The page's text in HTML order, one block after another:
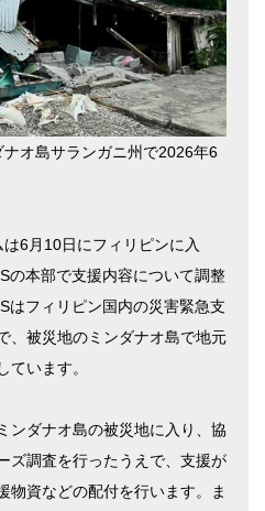
オ島サランガニ州で2026年6
6月10日にフィリピンに入
の本部で支援内容について調整
はフィリピン国内の災害緊急支
、被災地のミンダナオ島で地元
ています。
ンダナオ島の被災地に入り、協
ズ調査を行ったうえで、支援が
物資などの配付を行います。ま